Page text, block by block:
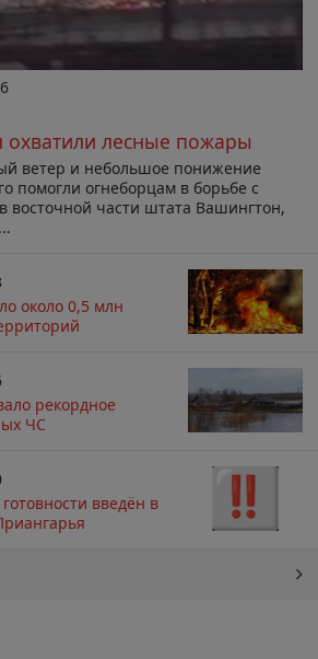
лесные пожары
ветер и небольшое понижение
помогли огнеборцам в борьбе с
части штата Вашингтон,
около 0,5 млн
рекордное
ЧС
введён в